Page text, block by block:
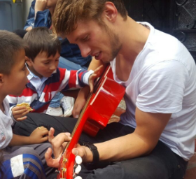
sind größer als
auch Schüler aus den
an der Schule unterrichtet
sind die Klassen
Viele der Schüler kommen
Verhältnissen.